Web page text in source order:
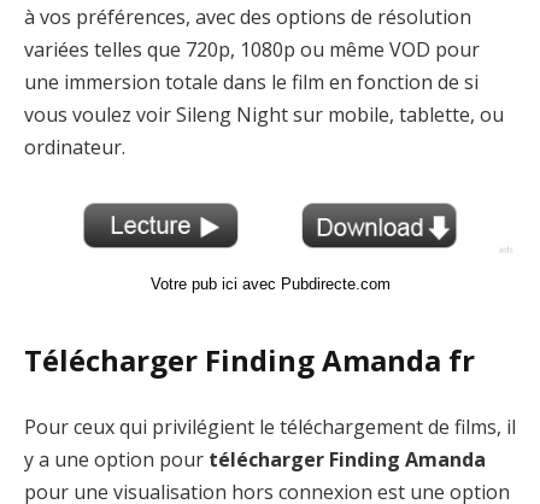
à vos préférences, avec des options de résolution
variées telles que 720p, 1080p ou même VOD pour
une immersion totale dans le film en fonction de si
vous voulez voir Sileng Night sur mobile, tablette, ou
ordinateur.
Votre pub ici avec Pubdirecte.com
Télécharger Finding Amanda fr
Pour ceux qui privilégient le téléchargement de films, il
y a une option pour télécharger Finding Amanda
pour une visualisation hors connexion est une option